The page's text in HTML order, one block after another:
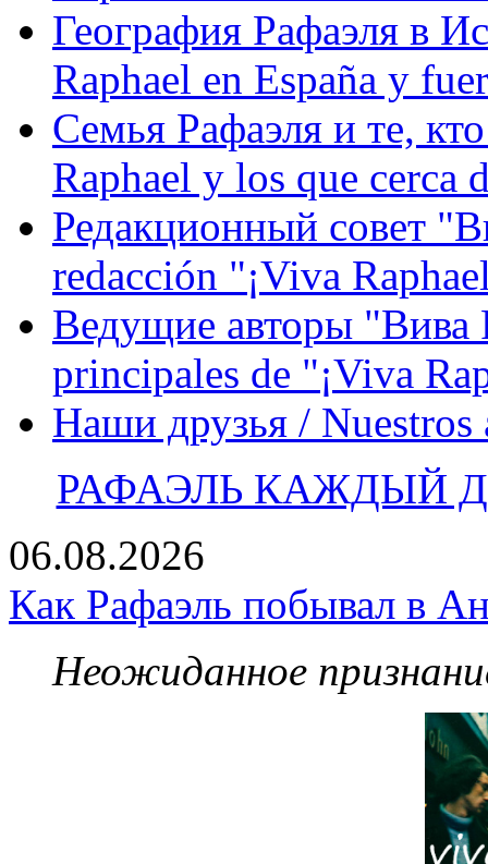
География Рафаэля в
Raphael en España y
Семья Рафаэля и те,
Raphael y los que cerca
Редакционный совет
redacción "¡Viva
Ведущие авторы "Вива
principales de "¡Viva
Наши друзья / Nuestros
РАФАЭЛЬ КАЖДЫЙ
06.08.2026
Как Рафаэль побывал в
Неожиданное